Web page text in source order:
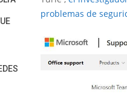
problemas de